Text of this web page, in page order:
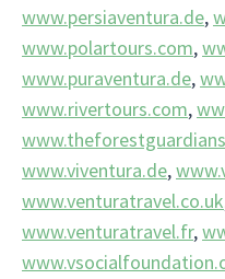
www.persiaventura.de,
www.polartours.com,
www.puraventura.de,
www.rivertours.com,
www.viventura.de,
www.venturatravel.co.uk
www.venturatravel.fr,